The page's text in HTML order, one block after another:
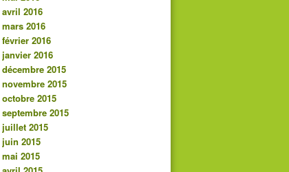
avril 2016
mars 2016
février 2016
janvier 2016
décembre 2015
novembre 2015
octobre 2015
septembre 2015
juillet 2015
juin 2015
mai 2015